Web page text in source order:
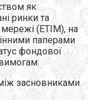
як
ринки та
мережі (ЕТІМ), на
паперами
фондової
засновниками